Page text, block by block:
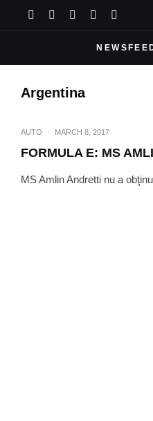
Argentina
AUTO · MARCH 8, 2017
FORMULA E: MS
MS Amlin Andretti nu a